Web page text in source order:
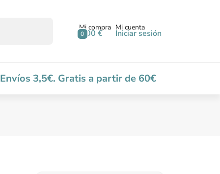
0
Mi compra
0,00 €
Mi cuenta
Iniciar sesión
Envíos 3,5€. Gratis a partir de 60€